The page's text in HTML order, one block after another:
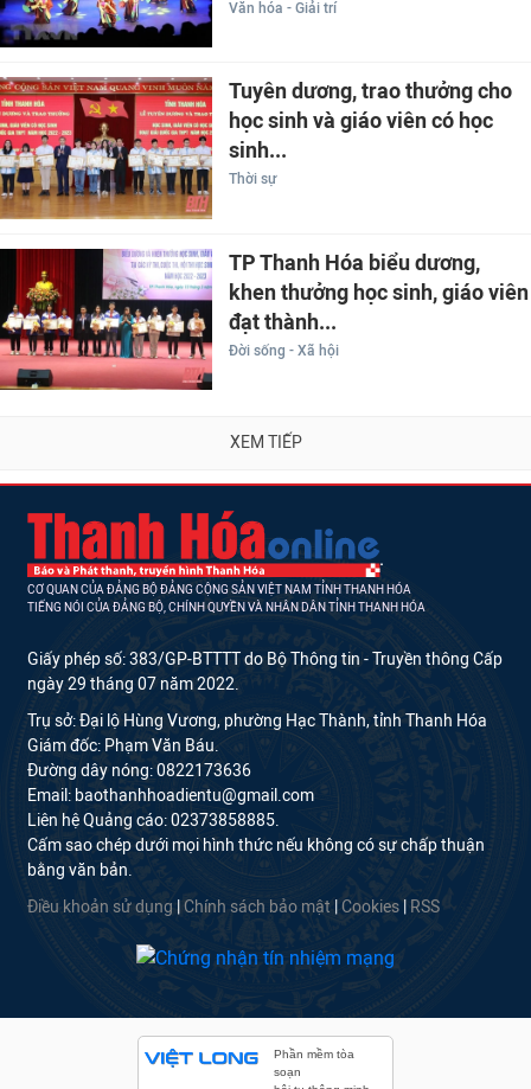
Văn hóa - Giải trí
Tuyên dương, trao thưởng cho
học sinh và giáo viên có học
sinh...
Thời sự
TP Thanh Hóa biểu dương,
khen thưởng học sinh, giáo viên
đạt thành...
Đời sống - Xã hội
XEM TIẾP
CƠ QUAN CỦA ĐẢNG BỘ ĐẢNG CỘNG SẢN VIỆT NAM TỈNH THANH HÓA
TIẾNG NÓI CỦA ĐẢNG BỘ, CHÍNH QUYỀN VÀ NHÂN DÂN TỈNH THANH HÓA
Giấy phép số: 383/GP-BTTTT do Bộ Thông tin - Truyền thông Cấp
ngày 29 tháng 07 năm 2022.
Trụ sở: Đại lộ Hùng Vương, phường Hạc Thành, tỉnh Thanh Hóa
Giám đốc: Phạm Văn Báu.
Đường dây nóng: 0822173636
Email: baothanhhoadientu@gmail.com
Liên hệ Quảng cáo: 02373858885.
Cấm sao chép dưới mọi hình thức nếu không có sự chấp thuận
bằng văn bản.
Điều khoản sử dụng Chính sách bảo mật Cookies RSS
Phần mềm tòa
soạn